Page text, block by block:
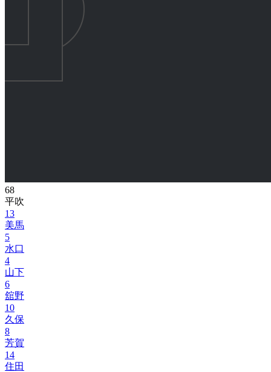
68
平吹
13
美馬
5
水口
4
山下
6
舘野
10
久保
8
芳賀
14
住田